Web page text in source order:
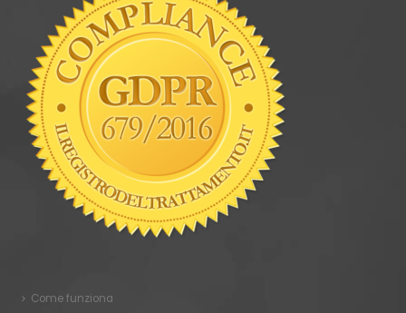
Come funziona